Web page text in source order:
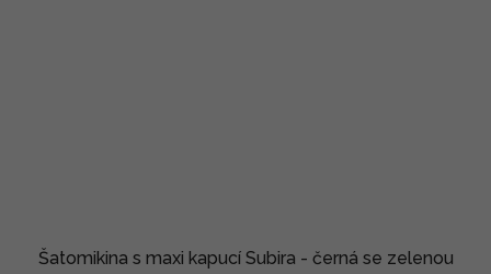
Šatomikina s maxi kapucí Subira - černá se zelenou